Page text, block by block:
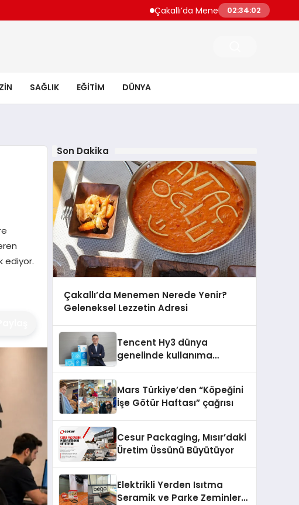
Çakallı’da Menemen Nerede Yenir?
02:34:03
SAĞLIK EĞITIM DÜNYA
ediyor.
Son Dakika
Çakallı’da Menemen Nerede Yenir?
Geleneksel Lezzetin Adresi
Tencent Hy3 dünya
genelinde kullanıma
Mars Türkiye’den “Köpeğini
İşe Götür Haftası” çağrısı
Cesur Packaging, Mısır’daki
Üretim Üssünü Büyütüyor
Elektrikli Yerden Isıtma
Seramik ve Parke Zeminler